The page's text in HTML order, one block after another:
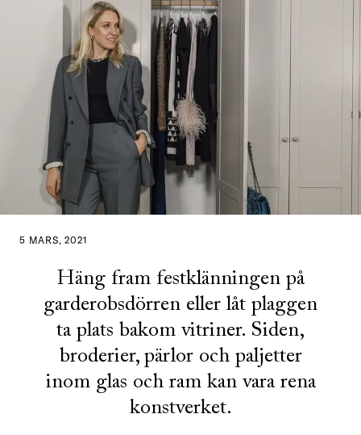
5 MARS, 2021
Häng fram festklänningen på
garderobsdörren eller låt plaggen
ta plats bakom vitriner. Siden,
broderier, pärlor och paljetter
inom glas och ram kan vara rena
konstverket.